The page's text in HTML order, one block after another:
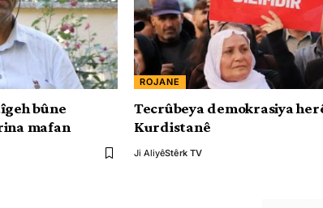
bûne
mafan
ROJANE
Tecrûbeya demokrasiya
Kurdistanê
Ji AliyêStêrk TV